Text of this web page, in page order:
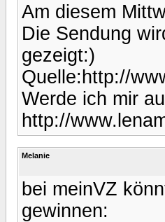
Am diesem
Die Sendung
gezeigt:)
Quelle:http://
Werde ich mir
http://
Melanie
bei meinVZ
gewinnen: